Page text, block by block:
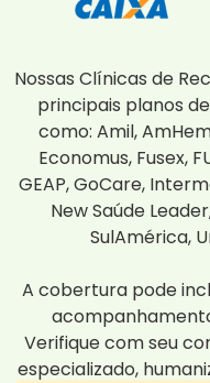
Nossas Clínicas de
principais planos
como: Amil,
Economus, Fusex,
GEAP, GoCare,
New Saúde
SulAmérica,
A cobertura pode
Verifique com seu
especializado,